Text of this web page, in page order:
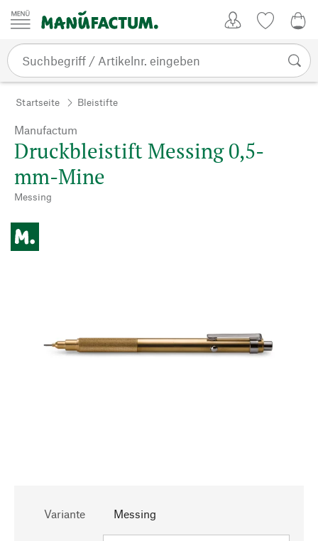
Zum Inhalt springen
Startseite Bleistifte
Manufactum
Druckbleistift Messing 0,5-
mm-Mine
Messing
Variante Messing